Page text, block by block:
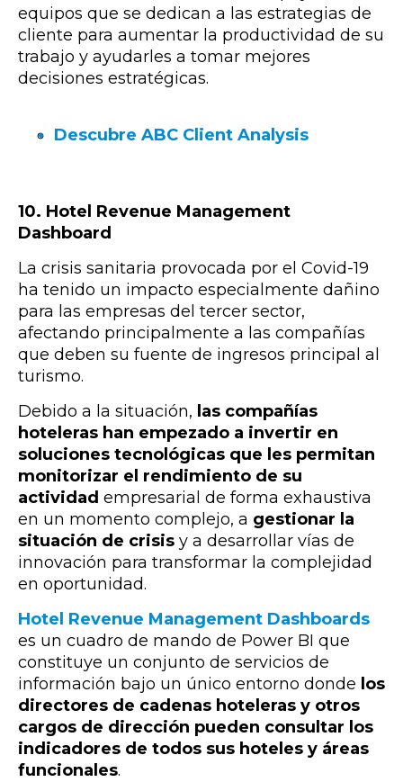
equipos que se dedican a las estrategias de
cliente para aumentar la productividad de su
trabajo y ayudarles a tomar mejores
decisiones estratégicas.
Descubre ABC Client Analysis
10. Hotel Revenue Management
Dashboard
La crisis sanitaria provocada por el Covid-19
ha tenido un impacto especialmente dañino
para las empresas del tercer sector,
afectando principalmente a las compañías
que deben su fuente de ingresos principal al
turismo.
Debido a la situación, las compañías
hoteleras han empezado a invertir en
soluciones tecnológicas que les permitan
monitorizar el rendimiento de su
actividad empresarial de forma exhaustiva
en un momento complejo, a gestionar la
situación de crisis y a desarrollar vías de
innovación para transformar la complejidad
en oportunidad.
Hotel Revenue Management Dashboards
es un cuadro de mando de Power BI que
constituye un conjunto de servicios de
información bajo un único entorno donde los
directores de cadenas hoteleras y otros
cargos de dirección pueden consultar los
indicadores de todos sus hoteles y áreas
funcionales.